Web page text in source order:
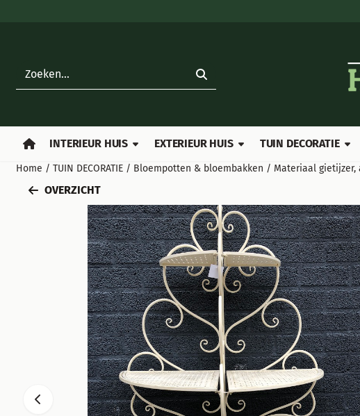
Zoeken
INTERIEUR HUIS EXTERIEUR HUIS TUIN DECORATIE
Home / TUIN DECORATIE / Bloempotten & bloembakken / Materiaal gietijzer,
OVERZICHT